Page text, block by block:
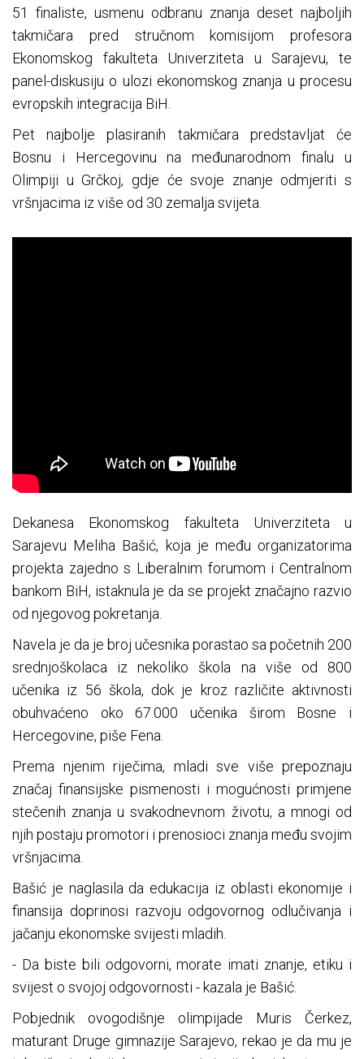
51 finaliste, usmenu odbranu znanja deset najboljih
takmičara pred stručnom komisijom profesora
Ekonomskog fakulteta Univerziteta u Sarajevu, te
panel-diskusiju o ulozi ekonomskog znanja u procesu
evropskih integracija BiH.
Pet najbolje plasiranih takmičara predstavljat će
Bosnu i Hercegovinu na međunarodnom finalu u
Olimpiji u Grčkoj, gdje će svoje znanje odmjeriti s
vršnjacima iz više od 30 zemalja svijeta.
Dekanesa Ekonomskog fakulteta Univerziteta u
Sarajevu Meliha Bašić, koja je među organizatorima
projekta zajedno s Liberalnim forumom i Centralnom
bankom BiH, istaknula je da se projekt značajno razvio
od njegovog pokretanja.
Navela je da je broj učesnika porastao sa početnih 200
srednjoškolaca iz nekoliko škola na više od 800
učenika iz 56 škola, dok je kroz različite aktivnosti
obuhvaćeno oko 67.000 učenika širom Bosne i
Hercegovine, piše Fena.
Prema njenim riječima, mladi sve više prepoznaju
značaj finansijske pismenosti i mogućnosti primjene
stečenih znanja u svakodnevnom životu, a mnogi od
njih postaju promotori i prenosioci znanja među svojim
vršnjacima.
Bašić je naglasila da edukacija iz oblasti ekonomije i
finansija doprinosi razvoju odgovornog odlučivanja i
jačanju ekonomske svijesti mladih.
- Da biste bili odgovorni, morate imati znanje, etiku i
svijest o svojoj odgovornosti - kazala je Bašić.
Pobjednik ovogodišnje olimpijade Muris Čerkez,
maturant Druge gimnazije Sarajevo, rekao je da mu je